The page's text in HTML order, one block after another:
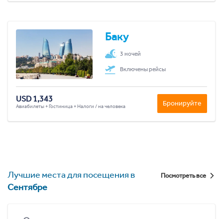
Баку
3 ночей
Включены рейсы
USD 1,343
Авиабилеты + Гостиница + Налоги / на человека Бронируйте
Лучшие места для посещения в
Сентябре
Посмотреть все